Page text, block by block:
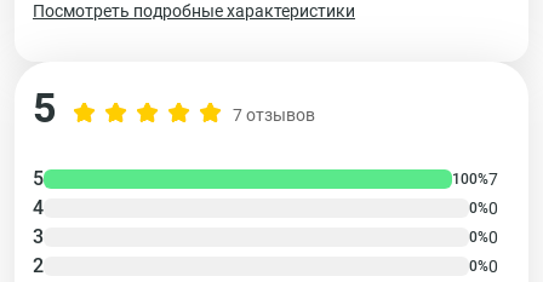
Посмотреть подробные характеристики
5 7 отзывов
5 100%7
4 0%0
3 0%0
2 0%0